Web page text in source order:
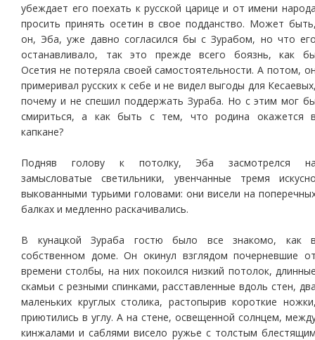
убеждает его поехать к русской царице и от имени
просить принять осетин в свое подданство. Может
он, Эба, уже давно согласился бы с Зурабом, но что
останавливало, так это прежде всего боязнь, как
Осетия не потеряла своей самостоятельности. А потом,
примеривал русских к себе и не видел выгоды для
почему и не спешил поддержать Зураба. Но с этим мог
смириться, а как быть с тем, что родина окажется
капкане?
Подняв голову к потолку, Эба засмотрелся
замысловатые светильники, увенчанные тремя
выкованными турьими головами: они висели на
балках и медленно раскачивались.
В кунацкой Зураба гостю было все знакомо, как
собственном доме. Он окинул взглядом почерневшие
времени столбы, на них покоился низкий потолок,
скамьи с резными спинками, расставленные вдоль стен,
маленьких круглых столика, растопырив короткие
приютились в углу. А на стене, освещенной солнцем,
кинжалами и саблями висело ружье с толстым